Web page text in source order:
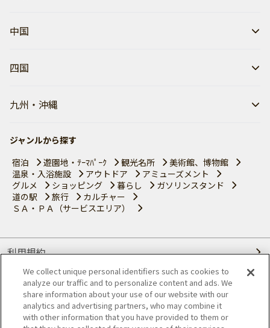
中国
四国
九州・沖縄
ジャンルから探す
宿泊
遊園地・ﾃｰﾏﾊﾟｰｸ 観光名所
美術館、博物館
温泉・入浴施設
アウトドア
アミューズメント
グルメ
ショッピング 暮らし
ガソリンスタンド
道の駅
旅行
カルチャー
ＳＡ・ＰＡ（サービスエリア）
利用規約
個人情報の取り扱いについて
会員優待サービスの提携をご検討の方へ
We collect unique personal identifiers such as cookies to
analyze our traffic and to personalize content and ads. We
share information about your use of our website with our
analytics and advertising partners, who may combine it
with other information that you have provided to them or